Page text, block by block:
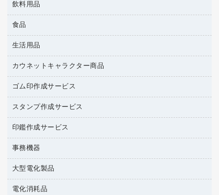
ＬＡＮケーブル
ＨＤＤ／ＳＳＤ
ディスプレイモニター
アウター
養生用品
防災用品
防災用備蓄食品・飲料
台車・脚立
倉庫収納用品
作業用雑貨
梱包用品
梱包用テープ
園芸用品
ペット用品
飲料用品
緑茶飲料
茶葉・インスタント
紅茶・バラエティ飲料
レギュラーコーヒー
ミルク・シュガー
ソフトドリンク
コーヒーメーカー・備品
インスタントコーヒー
食品
食品
菓子
生活用品
浴室用品
台所用洗剤
掃除用品
掃除用洗剤
洗濯用品
消臭・芳香剤
殺虫剤
飲食用消耗品
カウネットキャラクター商品
カウネットキャラクター商品
ゴム印作成サービス
ゴム印作成サービス
ゴム印（一行印）作成サービス
ゴム印（フリーサイズ印）作成サービス
スタンプ作成サービス
シヤチハタスタンプ作成サービス
カウネットスタンプ作成サービス
印鑑作成サービス
印鑑作成サービス
事務機器
大型シュレッダー（共配）
レーザーポインター
大型電化製品
冷蔵庫・キッチン・調理家電
電化消耗品